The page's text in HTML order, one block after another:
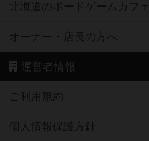
北海道のボードゲームカフェ
オーナー・店長の方へ
運営者情報
ご利用規約
個人情報保護方針